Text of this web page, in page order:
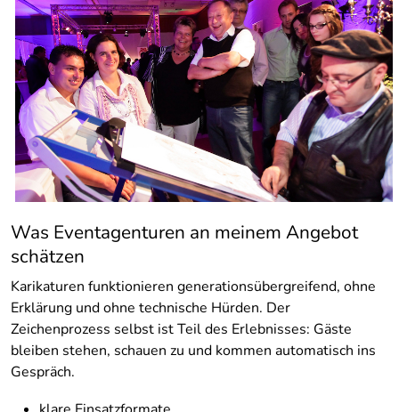
Was Eventagenturen an meinem Angebot
schätzen
Karikaturen funktionieren generationsübergreifend, ohne
Erklärung und ohne technische Hürden. Der
Zeichenprozess selbst ist Teil des Erlebnisses: Gäste
bleiben stehen, schauen zu und kommen automatisch ins
Gespräch.